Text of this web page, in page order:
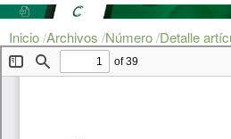
Inicio/Archivos /Número/Detalle